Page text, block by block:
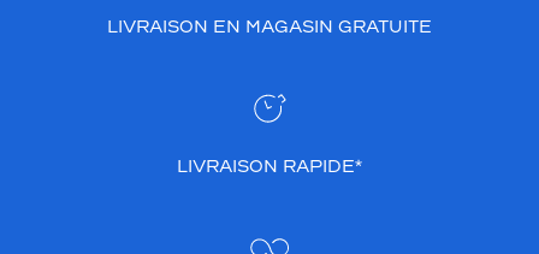
LIVRAISON EN MAGASIN GRATUITE
LIVRAISON RAPIDE*